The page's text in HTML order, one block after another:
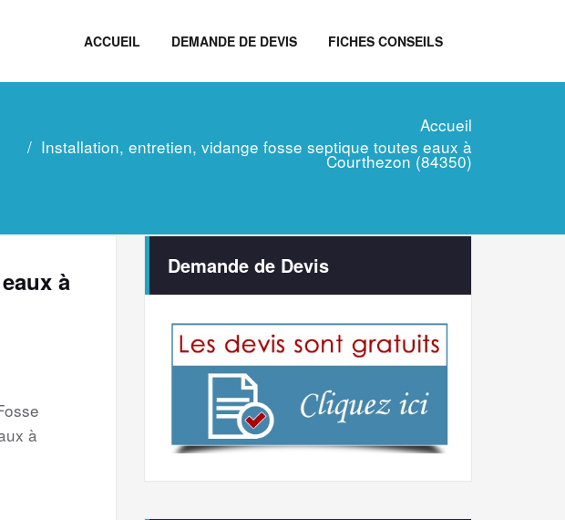
ACCUEIL DEMANDE DE DEVIS FICHES CONSEILS
Accueil
Installation, entretien, vidange fosse septique toutes eaux à
Courthezon (84350)
à
à
Demande de Devis